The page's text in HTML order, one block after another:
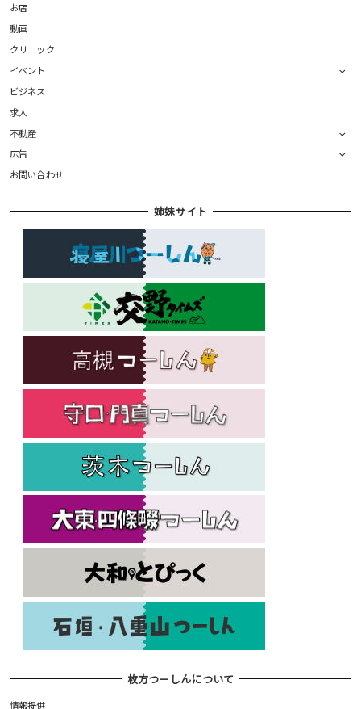
お店
動画
クリニック
イベント
ビジネス
求人
不動産
広告
お問い合わせ
姉妹サイト
枚方つーしんについて
情報提供